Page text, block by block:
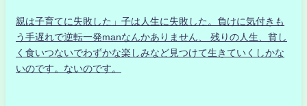
親は子育てに失敗した」子は人生に失敗した。負けに気付きも
う手遅れで逆転一発manなんかありません、 残りの人生、貧し
く食いつないでわずかな楽しみなど見つけて生きていくしかな
いのです。ないのです。